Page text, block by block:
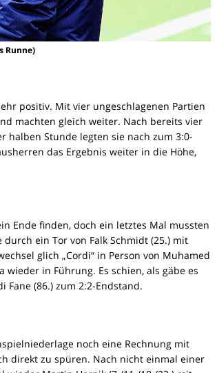
Runne)
positiv. Mit vier ungeschlagenen Partien
machten gleich weiter. Nach bereits vier
Stunde legten sie nach zum 3:0-
das Ergebnis weiter in die Höhe,
Ende finden, doch ein letztes Mal mussten
ein Tor von Falk Schmidt (25.) mit
glich „Cordi“ in Person von Muhamed
wieder in Führung. Es schien, als gäbe es
(86.) zum 2:2-Endstand.
noch eine Rechnung mit
direkt zu spüren. Nach nicht einmal einer